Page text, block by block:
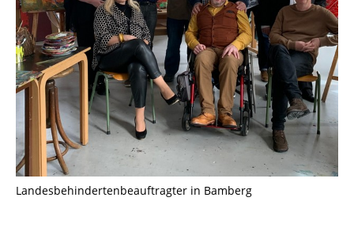
Landesbehindertenbeauftragter in Bamberg